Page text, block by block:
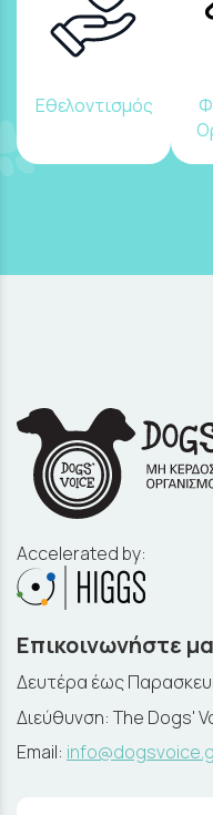
Εθελοντισμός
Accelerated by:
Επικοινωνήστε
Δευτέρα έως
Διεύθυνση: The Dogs'
Email: